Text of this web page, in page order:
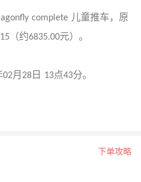
complete 儿童推车，原
（约6835.00元）。
月28日 13点43分。
下单攻略